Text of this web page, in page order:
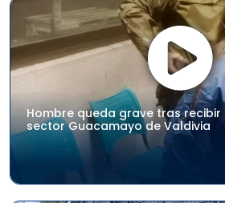
Hombre queda grave tras recibir
sector Guacamayo de Valdivia